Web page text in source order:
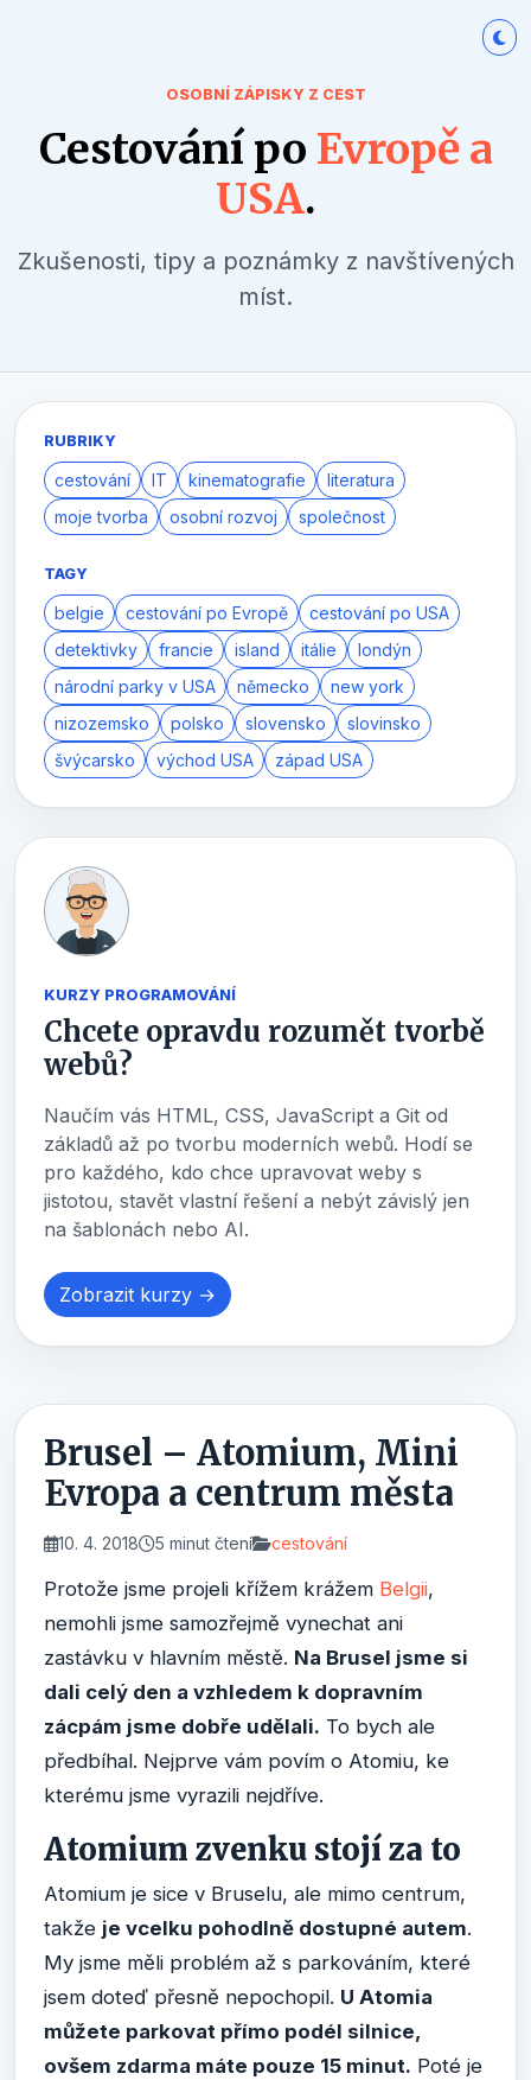
OSOBNÍ ZÁPISKY Z CEST
Cestování po Evropě a
USA.
Zkušenosti, tipy a poznámky z navštívených
míst.
RUBRIKY
cestování IT kinematografie
literatura
moje tvorba
osobní rozvoj společnost
TAGY
belgie cestování po Evropě
cestování po USA
detektivky
francie island itálie
londýn
národní parky v USA
německo
new york
nizozemsko
polsko slovensko
slovinsko
švýcarsko
východ USA západ USA
KURZY PROGRAMOVÁNÍ
Chcete opravdu rozumět tvorbě
webů?
Naučím vás HTML, CSS, JavaScript a Git od
základů až po tvorbu moderních webů. Hodí se
pro každého, kdo chce upravovat weby s
jistotou, stavět vlastní řešení a nebýt závislý jen
na šablonách nebo AI.
Zobrazit kurzy →
Brusel – Atomium, Mini
Evropa a centrum města
10. 4. 2018 5 minut čtení cestování
Protože jsme projeli křížem krážem Belgii,
nemohli jsme samozřejmě vynechat ani
zastávku v hlavním městě. Na Brusel jsme si
dali celý den a vzhledem k dopravním
zácpám jsme dobře udělali. To bych ale
předbíhal. Nejprve vám povím o Atomiu, ke
kterému jsme vyrazili nejdříve.
Atomium zvenku stojí za to
Atomium je sice v Bruselu, ale mimo centrum,
takže je vcelku pohodlně dostupné autem.
My jsme měli problém až s parkováním, které
jsem doteď přesně nepochopil. U Atomia
můžete parkovat přímo podél silnice,
ovšem zdarma máte pouze 15 minut. Poté je